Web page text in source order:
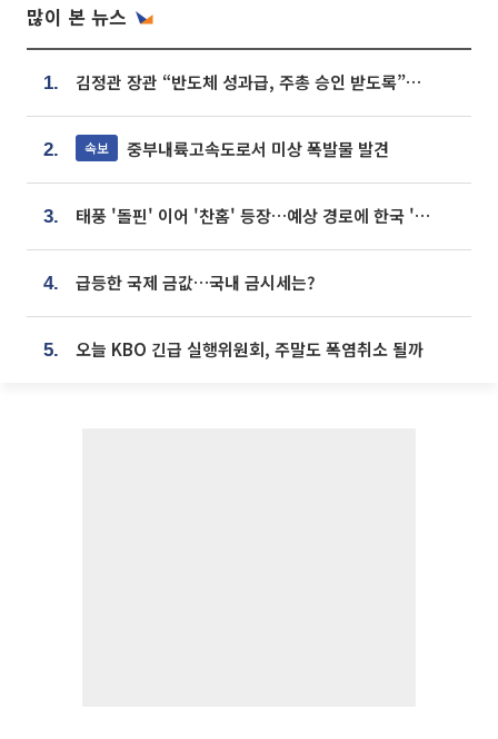
많이 본 뉴스
1. 김정관 장관 “반도체 성과급, 주총 승인 받도록”…상법·자본시장법 개정 시사
2. 속보 중부내륙고속도로서 미상 폭발물 발견
3. 태풍 '돌핀' 이어 '찬홈' 등장…예상 경로에 한국 '한숨'
4. 급등한 국제 금값…국내 금시세는?
5. 오늘 KBO 긴급 실행위원회, 주말도 폭염취소 될까